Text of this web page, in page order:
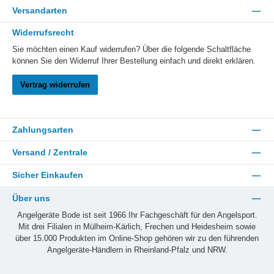
Versandarten
Widerrufsrecht
Sie möchten einen Kauf widerrufen? Über die folgende Schaltfläche
können Sie den Widerruf Ihrer Bestellung einfach und direkt erklären.
Vertrag widerrufen
Zahlungsarten
Versand / Zentrale
Sicher Einkaufen
Über uns
Angelgeräte Bode ist seit 1966 Ihr Fachgeschäft für den Angelsport.
Mit drei Filialen in Mülheim-Kärlich, Frechen und Heidesheim sowie
über 15.000 Produkten im Online-Shop gehören wir zu den führenden
Angelgeräte-Händlern in Rheinland-Pfalz und NRW.